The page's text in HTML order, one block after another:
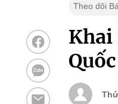
Theo dõi
Khai